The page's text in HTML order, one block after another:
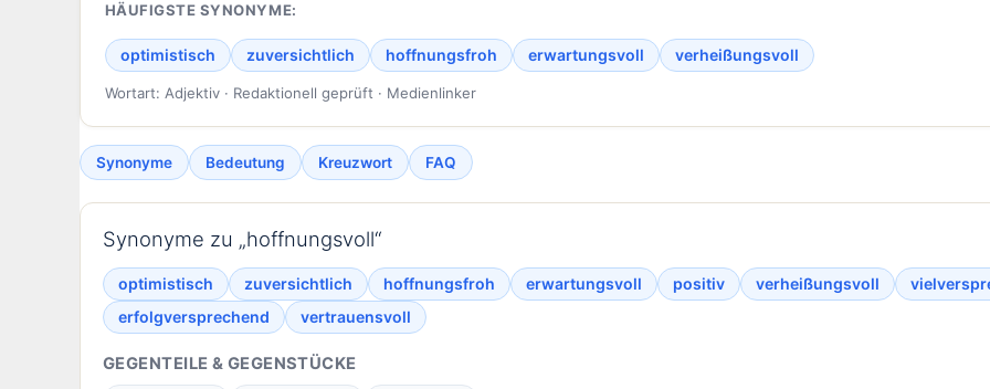
HÄUFIGSTE SYNONYME:
optimistisch zuversichtlich hoffnungsfroh erwartungsvoll verheißungsvoll
Wortart: Adjektiv · Redaktionell geprüft · Medienlinker
Synonyme Bedeutung Kreuzwort FAQ
Synonyme zu „hoffnungsvoll“
optimistisch zuversichtlich hoffnungsfroh erwartungsvoll positiv verheißungsvoll
erfolgversprechend
vertrauensvoll
GEGENTEILE & GEGENSTÜCKE